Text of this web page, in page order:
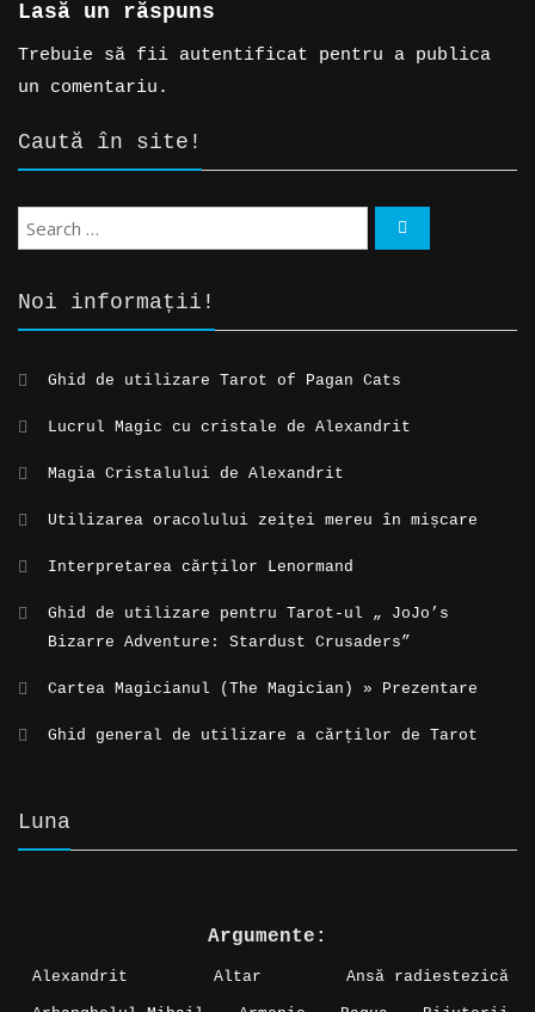
Lasă un răspuns
Trebuie să fii autentificat pentru a publica
un comentariu.
Caută în site!
Noi informații!
Ghid de utilizare Tarot of Pagan Cats
Lucrul Magic cu cristale de Alexandrit
Magia Cristalului de Alexandrit
Utilizarea oracolului zeiței mereu în mișcare
Interpretarea cărților Lenormand
Ghid de utilizare pentru Tarot-ul „ JoJo’s
Bizarre Adventure: Stardust Crusaders”
Cartea Magicianul (The Magician) » Prezentare
Ghid general de utilizare a cărților de Tarot
Luna
Argumente:
Alexandrit Altar Ansă radiestezică